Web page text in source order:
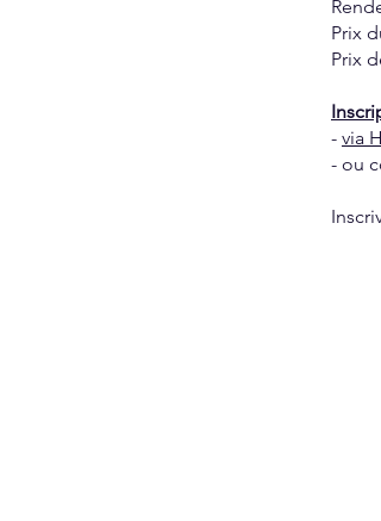
Prix
Prix
- via
- ou